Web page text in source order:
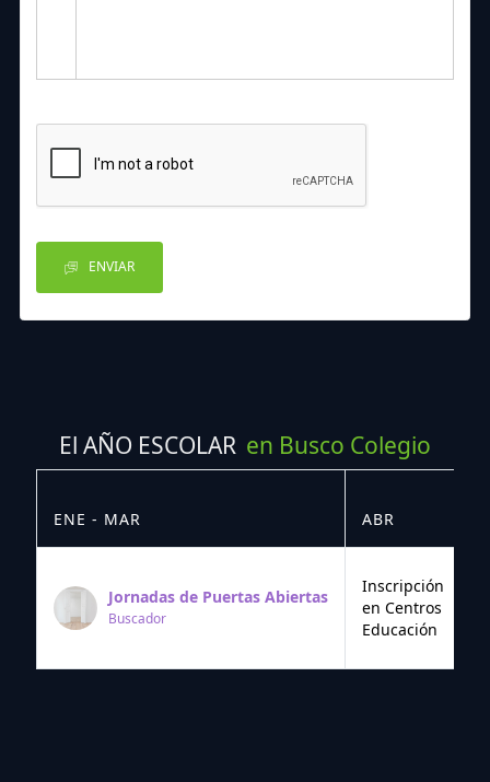
ENVIAR
El AÑO ESCOLAR en Busco Colegio
ENE - MAR ABR
Jornadas de Puertas Abiertas
Buscador
Inscripción
en Centros
Educación